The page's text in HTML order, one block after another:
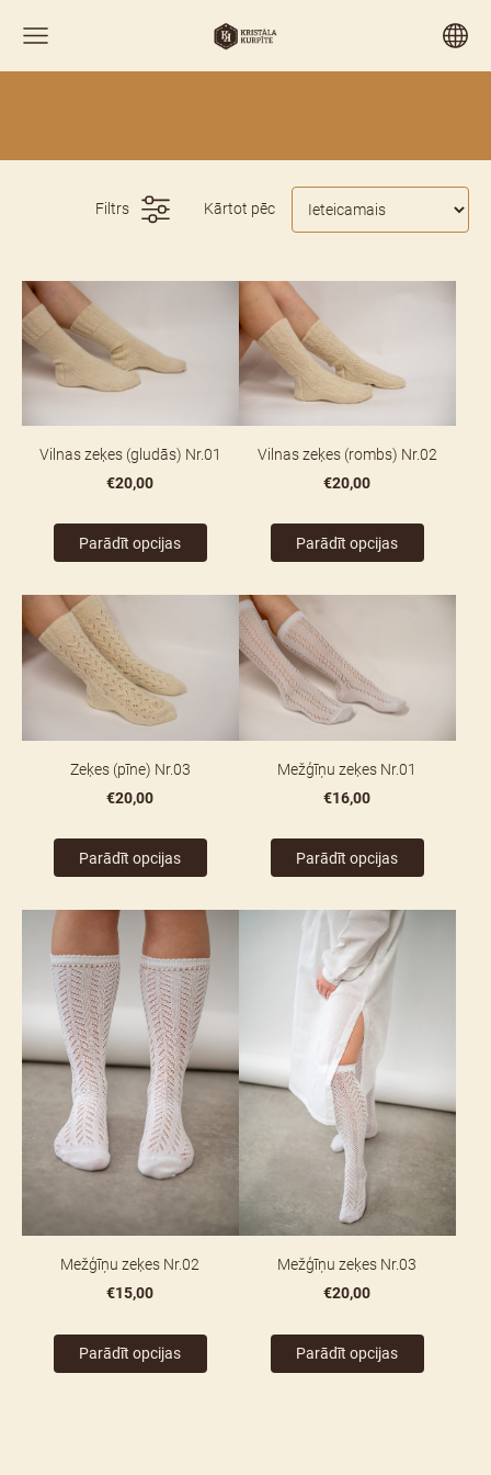
Filtrs Kārtot pēc
Vilnas zeķes (gludās) Nr.01
€20,00
Parādīt opcijas
Vilnas zeķes (rombs) Nr.02
€20,00
Parādīt opcijas
Zeķes (pīne) Nr.03
€20,00
Parādīt opcijas
Mežģīņu zeķes Nr.01
€16,00
Parādīt opcijas
Mežģīņu zeķes Nr.02
€15,00
Parādīt opcijas
Mežģīņu zeķes Nr.03
€20,00
Parādīt opcijas